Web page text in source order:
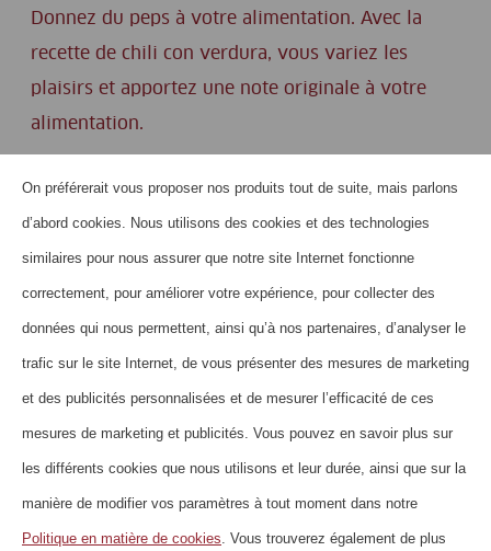
Donnez du peps à votre alimentation. Avec la
recette de chili con verdura, vous variez les
plaisirs et apportez une note originale à votre
alimentation.
Produits
On préférerait vous proposer nos produits tout de suite, mais parlons
d’abord cookies. Nous utilisons des cookies et des technologies
similaires pour nous assurer que notre site Internet fonctionne
correctement, pour améliorer votre expérience, pour collecter des
données qui nous permettent, ainsi qu’à nos partenaires, d’analyser le
trafic sur le site Internet, de vous présenter des mesures de marketing
et des publicités personnalisées et de mesurer l’efficacité de ces
mesures de marketing et publicités. Vous pouvez en savoir plus sur
les différents cookies que nous utilisons et leur durée, ainsi que sur la
manière de modifier vos paramètres à tout moment dans notre
Politique en matière de cookies. Vous trouverez également de plus